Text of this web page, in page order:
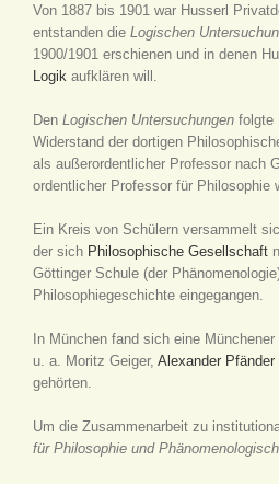
Von 1887 bis 1901 war Husserl
entstanden die Logischen
1900/1901 erschienen und in denen
Logik aufklären will.
Den Logischen Untersuchungen folgte
Widerstand der dortigen
als außerordentlicher Professor nach
ordentlicher Professor für Philosophie
Ein Kreis von Schülern versammelt
der sich Philosophische Gesellschaft
Göttinger Schule (der
Philosophiegeschichte eingegangen.
In München fand sich eine
u. a. Moritz Geiger, Alexander Pfänder
gehörten.
Um die Zusammenarbeit zu
für Philosophie und